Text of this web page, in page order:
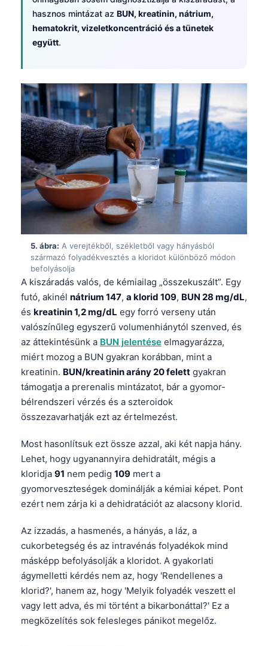
hasznos mintázat az BUN, kreatinin, nátrium,
hematokrit, vizeletkoncentráció és a tünetek
együtt.
5. ábra: A verejtékből, székletből vagy hányásból
származó folyadékvesztés a kloridot különböző módon
befolyásolja
A kiszáradás valós, de kémiailag „összekuszált”. Egy
futó, akinél nátrium 147, a klorid 109, BUN 28 mg/dL,
és kreatinin 1,2 mg/dL egy forró verseny után
valószínűleg egyszerű volumenhiánytól szenved, és
az áttekintésünk a BUN jelentése elmagyarázza,
miért mozog a BUN gyakran korábban, mint a
kreatinin. BUN/kreatinin arány 20 felett gyakran
támogatja a prerenalis mintázatot, bár a gyomor-
bélrendszeri vérzés és a szteroidok
összezavarhatják ezt az értelmezést.
Most hasonlítsuk ezt össze azzal, aki két napja hány.
Lehet, hogy ugyanannyira dehidratált, mégis a
kloridja 91 nem pedig 109 mert a
gyomorveszteségek dominálják a kémiai képet. Pont
ezért nem zárja ki a dehidratációt az alacsony klorid.
Az izzadás, a hasmenés, a hányás, a láz, a
cukorbetegség és az intravénás folyadékok mind
másképp befolyásolják a kloridot. A gyakorlati
ágymelletti kérdés nem az, hogy 'Rendellenes a
klorid?', hanem az, hogy 'Melyik folyadék veszett el
vagy lett adva, és mi történt a bikarbonáttal?' Ez a
megközelítés sok felesleges pánikot megelőz.
অসমীয়া
Galego
Latviešu valoda
Македонски јазик
Euskara
Occitan
العربية المغربية
Afrikaans
Монгол
ພາສາລາວ
Basa Jawa
Cebuano
ئۇيغۇرچە
Кыргызча
Татар теле
Беларуская мова
Esperanto
Frysk
Ślōnskŏ gŏdka
Norsk bokmål